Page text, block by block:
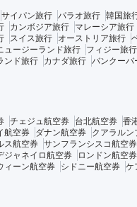
サイパン旅行 パラオ旅行 韓国旅
カンボジア旅行
マレーシア旅行
スイス旅行 オーストリア旅行
ュージーランド旅行
フィジー旅行
ンド旅行 カナダ旅行 バンクーバ
チェジュ航空券 台北航空券 香
航空券 ダナン航空券
クアラルン
ス航空券 サンフランシスコ航空券
ジャネイロ航空券
ロンドン航空券
ィーン航空券 シドニー航空券 ケ